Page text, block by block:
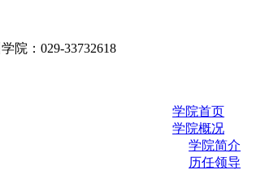
院：029-33732618
学院首页
学院概况
学院简介
历任领导